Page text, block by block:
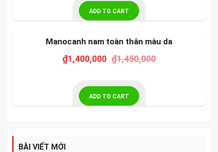
ADD TO CART
Manocanh nam toàn thân màu da
₫1,450,000
₫1,400,000
ADD TO CART
BÀI VIẾT MỚI